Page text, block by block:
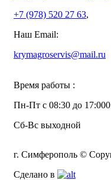
+7 (978) 520 27 63,
Наш Email:
krymagroservis@mail.ru
Время работы :
Пн-Пт с 08:30 до 17:000
Сб-Вс выходной
г. Симферополь ©
Сделано в